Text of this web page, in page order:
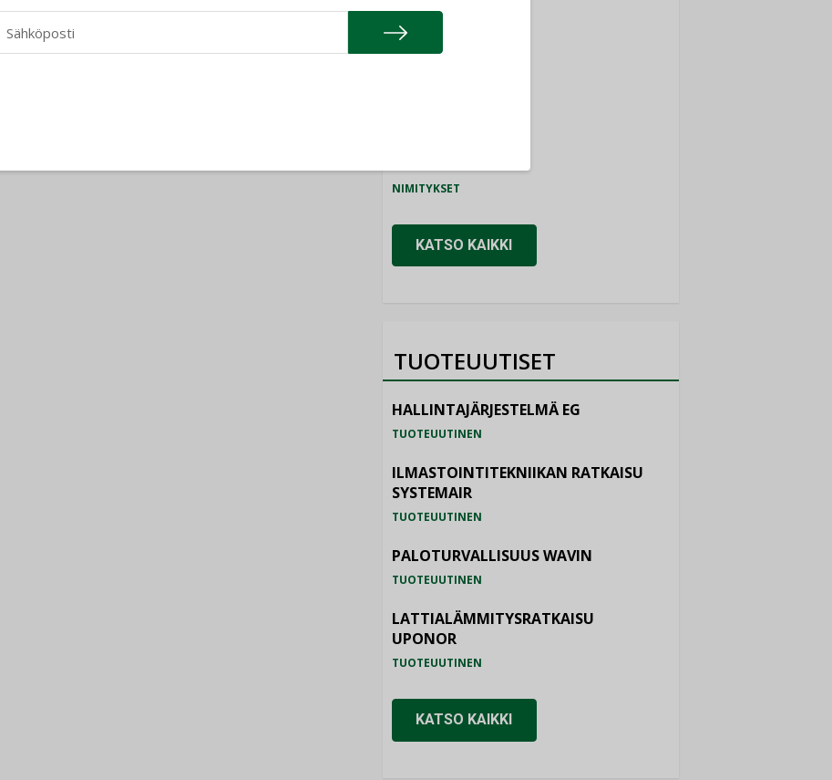
Refair
NIMITYKSET
KATSO KAIKKI
TUOTEUUTISET
HALLINTAJÄRJESTELMÄ EG
TUOTEUUTINEN
ILMASTOINTITEKNIIKAN RATKAISU
SYSTEMAIR
TUOTEUUTINEN
PALOTURVALLISUUS WAVIN
TUOTEUUTINEN
LATTIALÄMMITYSRATKAISU
UPONOR
TUOTEUUTINEN
KATSO KAIKKI